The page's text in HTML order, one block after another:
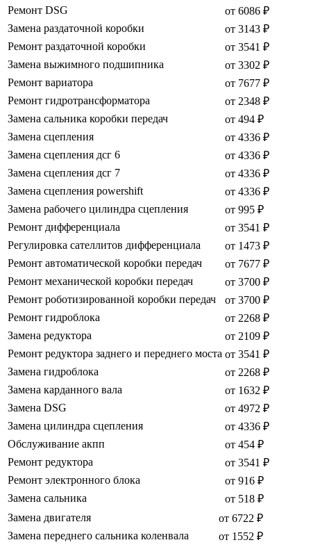
Ремонт DSG
от 6086 ₽
Замена раздаточной коробки
от 3143 ₽
Ремонт раздаточной коробки
от 3541 ₽
Замена выжимного подшипника
от 3302 ₽
Ремонт вариатора
от 7677 ₽
Ремонт гидротрансформатора
от 2348 ₽
Замена сальника коробки передач
от 494 ₽
Замена сцепления
от 4336 ₽
Замена сцепления дсг 6
от 4336 ₽
Замена сцепления дсг 7
от 4336 ₽
Замена сцепления powershift
от 4336 ₽
Замена рабочего цилиндра сцепления
от 995 ₽
Ремонт дифференциала
от 3541 ₽
Регулировка сателлитов дифференциала
от 1473 ₽
Ремонт автоматической коробки передач
от 7677 ₽
Ремонт механической коробки передач
от 3700 ₽
Ремонт роботизированной коробки передач
от 3700 ₽
Ремонт гидроблока
от 2268 ₽
Замена редуктора
от 2109 ₽
Ремонт редуктора заднего и переднего моста от 3541 ₽
Замена гидроблока
от 2268 ₽
Замена карданного вала
от 1632 ₽
Замена DSG
от 4972 ₽
Замена цилиндра сцепления
от 4336 ₽
Обслуживание акпп
от 454 ₽
Ремонт редуктора
от 3541 ₽
Ремонт электронного блока
от 916 ₽
Замена сальника
от 518 ₽
Замена двигателя
от 6722 ₽
Замена переднего сальника коленвала
от 1552 ₽